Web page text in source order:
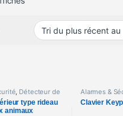
Détecteur de
type rideau
animaux
Alarmes &
Clavier